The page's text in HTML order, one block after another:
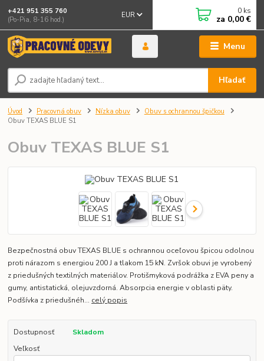
Menu
EUR
Hľadať
+421 951 355 760
(Po-Pia, 8-16 hod.)
0 ks
za 0,00 €
Úvod Pracovná obuv Nízka obuv
Obuv s ochrannou špičkou
Obuv TEXAS BLUE S1
Obuv TEXAS BLUE S1
Bezpečnostná obuv TEXAS BLUE s ochrannou oceľovou špicou odolnou
proti nárazom s energiou 200 J a tlakom 15 kN. Zvršok obuvi je vyrobený
z priedušných textilných materiálov. Protišmyková podrážka z EVA peny a
gumy, antistatická, olejuvzdorná. Absorpcia energie v oblasti päty.
Podšívka z priedušnéh... celý popis
Dostupnosť
Skladom
Veľkosť